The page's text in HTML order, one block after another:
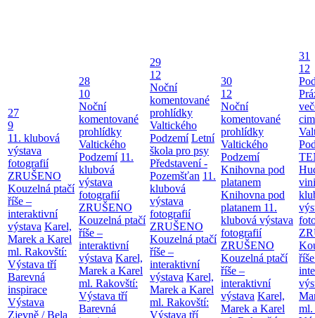
27
9
11. klubová
výstava
fotografií
ZRUŠENO
Kouzelná ptačí
říše –
interaktivní
výstava Karel,
Marek a Karel
ml. Rakovští:
Výstava tří
Barevná
inspirace
Výstava
Zjevně / Bela
28
10
Noční
komentované
prohlídky
Valtického
Podzemí 11.
klubová
výstava
fotografií
ZRUŠENO
Kouzelná ptačí
říše –
interaktivní
výstava Karel,
Marek a Karel
ml. Rakovští:
Výstava tří
Barevná
29
12
Noční
komentované
prohlídky
Valtického
Podzemí Letní
škola pro psy
Představení -
Pozemšťan 11.
klubová
výstava
fotografií
ZRUŠENO
Kouzelná ptačí
říše –
interaktivní
výstava Karel,
Marek a Karel
ml. Rakovští:
Výstava tří
30
12
Noční
komentované
prohlídky
Valtického
Podzemí
Knihovna pod
platanem
Knihovna pod
platanem 11.
klubová výstava
fotografií
ZRUŠENO
Kouzelná ptačí
říše –
interaktivní
výstava Karel,
Marek a Karel
31
12
ml.